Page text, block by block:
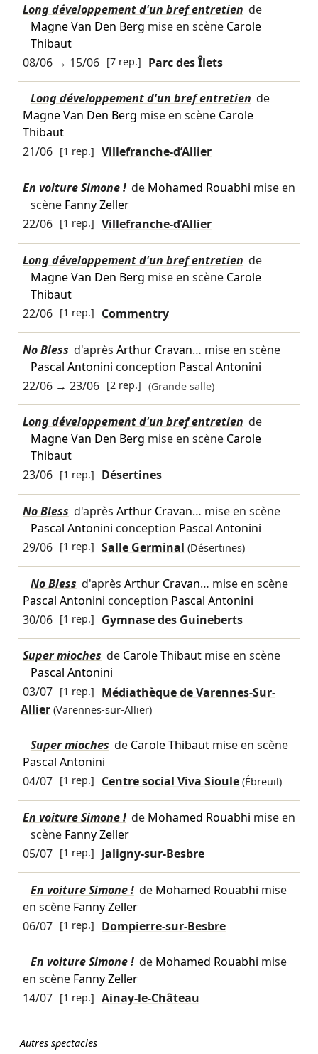
Long développement d'un bref entretien de
Magne Van Den Berg mise en scène Carole
Thibaut
08/06→ 15/06 [7 rep.] Parc des Îlets
Long développement d'un bref entretien de
Magne Van Den Berg mise en scène Carole
Thibaut
21/06 [1 rep.] Villefranche-d’Allier
En voiture Simone ! de Mohamed Rouabhi mise en
scène Fanny Zeller
22/06 [1 rep.] Villefranche-d’Allier
Long développement d'un bref entretien de
Magne Van Den Berg mise en scène Carole
Thibaut
22/06 [1 rep.] Commentry
No Bless d'après Arthur Cravan… mise en scène
Pascal Antonini conception Pascal Antonini
22/06→ 23/06 [2 rep.] (Grande salle)
Long développement d'un bref entretien de
Magne Van Den Berg mise en scène Carole
Thibaut
23/06 [1 rep.] Désertines
No Bless d'après Arthur Cravan… mise en scène
Pascal Antonini conception Pascal Antonini
29/06 [1 rep.] Salle Germinal (Désertines)
No Bless d'après Arthur Cravan… mise en scène
Pascal Antonini conception Pascal Antonini
30/06 [1 rep.] Gymnase des Guineberts
Super mioches de Carole Thibautmise en scène
Pascal Antonini
03/07 [1 rep.]
Médiathèque de Varennes-Sur-
Allier (Varennes-sur-Allier)
Super mioches de Carole Thibautmise en scène
Pascal Antonini
04/07 [1 rep.] Centre social Viva Sioule (Ébreuil)
En voiture Simone ! de Mohamed Rouabhi mise en
scène Fanny Zeller
05/07 [1 rep.] Jaligny-sur-Besbre
En voiture Simone ! de Mohamed Rouabhi mise
en scène Fanny Zeller
06/07 [1 rep.] Dompierre-sur-Besbre
En voiture Simone ! de Mohamed Rouabhi mise
en scène Fanny Zeller
14/07 [1 rep.] Ainay-le-Château
Autres spectacles